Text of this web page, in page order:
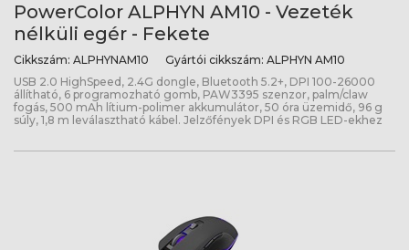
PowerColor ALPHYN AM10 - Vezeték
nélküli egér - Fekete
Cikkszám: ALPHYNAM10 Gyártói cikkszám: ALPHYN AM10
USB 2.0 HighSpeed, 2.4G dongle, Bluetooth 5.2+, DPI 100-26000
állítható, 6 programozható gomb, PAW3395 szenzor, palm/claw
fogás, 500 mAh lítium-polimer akkumulátor, 50 óra üzemidő, 96 g
súly, 1,8 m leválasztható kábel. Jelzőfények DPI és RGB LED-ekhez